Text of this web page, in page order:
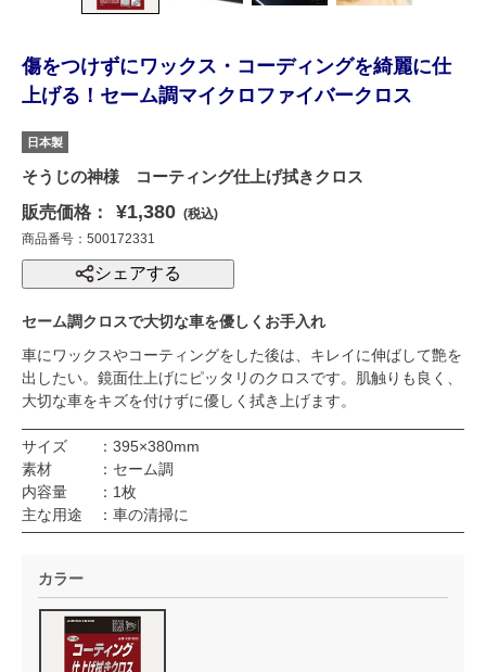
傷をつけずにワックス・コーディングを綺麗に仕
上げる！セーム調マイクロファイバークロス
日本製
そうじの神様 コーティング仕上げ拭きクロス
販売価格：
¥1,380 (税込)
商品番号：500172331
シェアする
セーム調クロスで大切な車を優しくお手入れ
車にワックスやコーティングをした後は、キレイに伸ばして艶を
出したい。鏡面仕上げにピッタリのクロスです。肌触りも良く、
大切な車をキズを付けずに優しく拭き上げます。
サイズ ：395×380mm
素材 ：セーム調
内容量 ：1枚
主な用途 ：車の清掃に
カラー